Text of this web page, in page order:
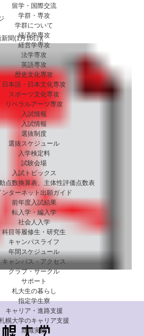
留学・国際交流
学群・専攻
学群について
経済学専攻
経営学専攻
法学専攻
英語専攻
歴史文化専攻
日本語・日本文化専攻
スポーツ文化専攻
リベラルアーツ専攻
入試情報
入試情報
選抜制度
選抜スケジュール
入学検定料
試験会場
入試トピックス
点数換算表、主体性評価点数表
ンターネット出願ガイド
前年度入試結果
転入学・編入学
社会人入学
科目等履修生・研究生
キャンパスライフ
年間スケジュール
キャンパス・アクセス
クラブ・サークル
サポート
札大生の暮らし
指定学生寮
キャリア・進路支援
幌大学のキャリア支援
就職実績
新聞(1月18日)(